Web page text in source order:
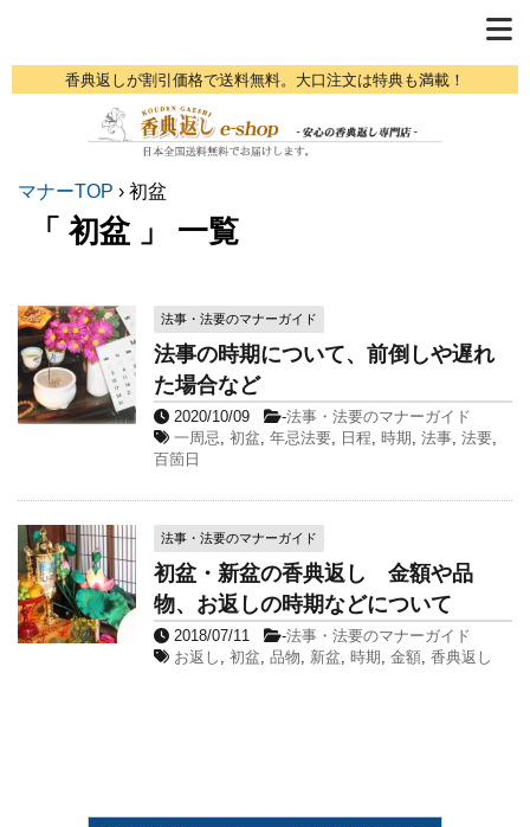
香典返しが割引価格で送料無料。大口注文は特典も満載！
マナーTOP › 初盆
「 初盆 」 一覧
法事・法要のマナーガイド
法事の時期について、前倒しや遅れ
た場合など
2020/10/09 -法事・法要のマナーガイド
一周忌 初盆 年忌法要 日程 時期 法事 法要
百箇日
法事・法要のマナーガイド
初盆・新盆の香典返し 金額や品
物、お返しの時期などについて
2018/07/11 -法事・法要のマナーガイド
お返し
初盆 品物 新盆 時期 金額 香典返し